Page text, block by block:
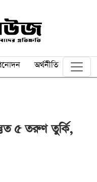
অর্থনীতি
৫ তরুণ তুর্কি,